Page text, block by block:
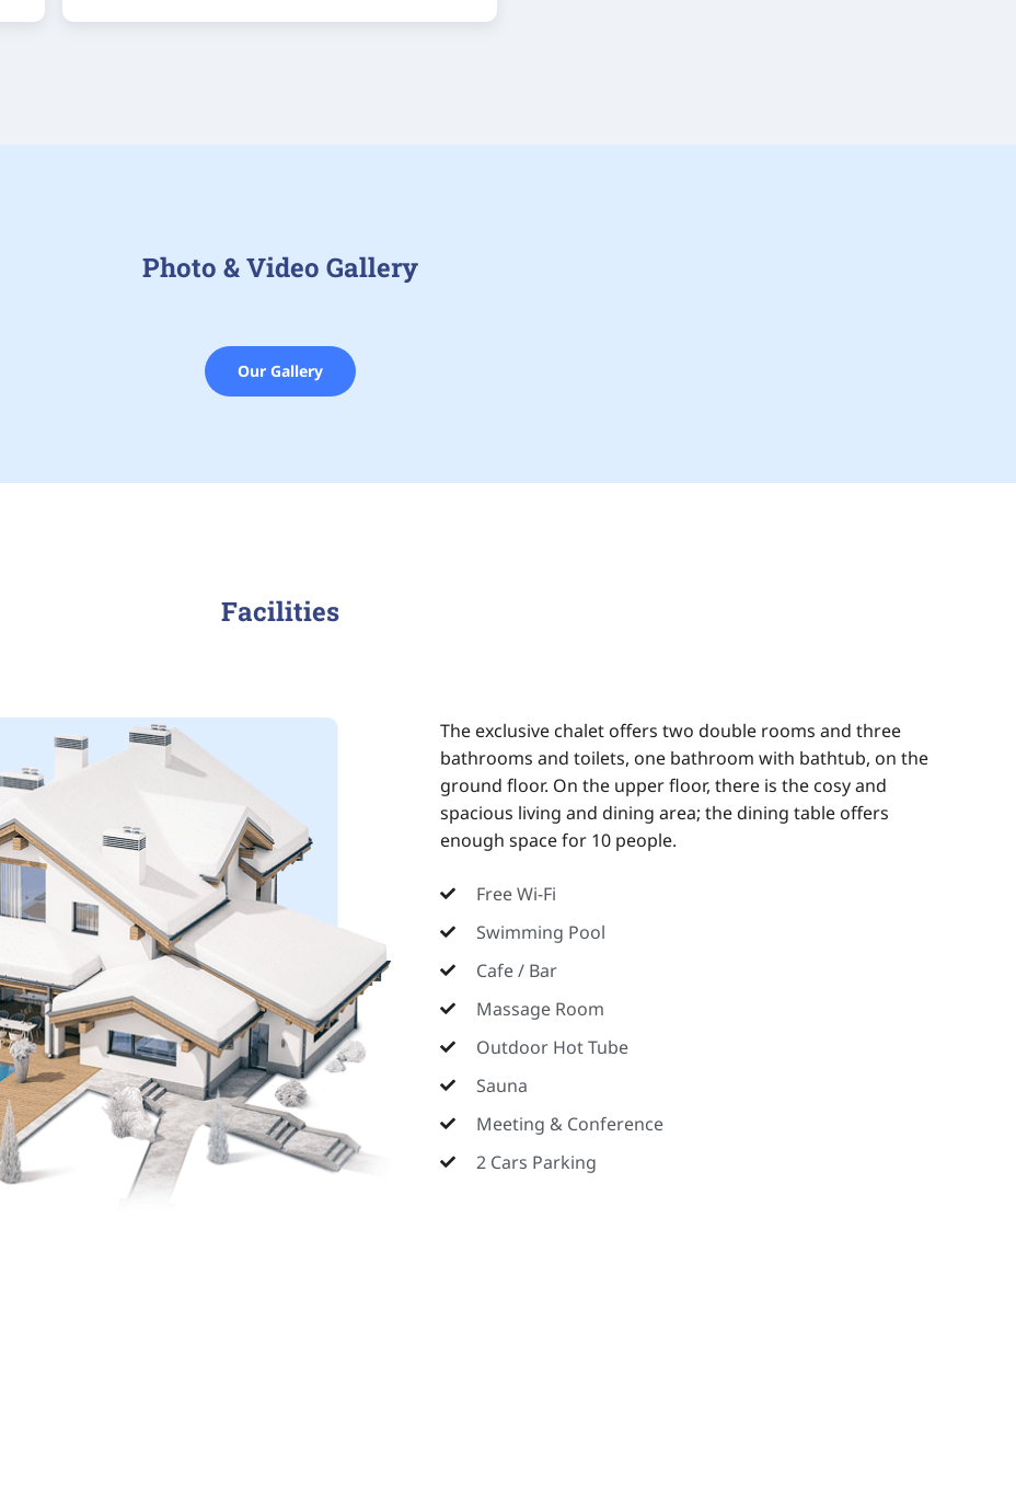
Photo & Video Gallery
Our Gallery
Facilities
The exclusive chalet offers two double rooms and three
bathrooms and toilets, one bathroom with bathtub, on the
ground floor. On the upper floor, there is the cosy and
spacious living and dining area; the dining table offers
enough space for 10 people.
Free Wi-Fi
Swimming Pool
Cafe / Bar
Massage Room
Outdoor Hot Tube
Sauna
Meeting & Conference
2 Cars Parking